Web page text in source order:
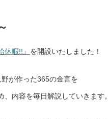
休暇!!』 を開設いたしました！
が作った365の金言を
、内容を毎日解説していきます。